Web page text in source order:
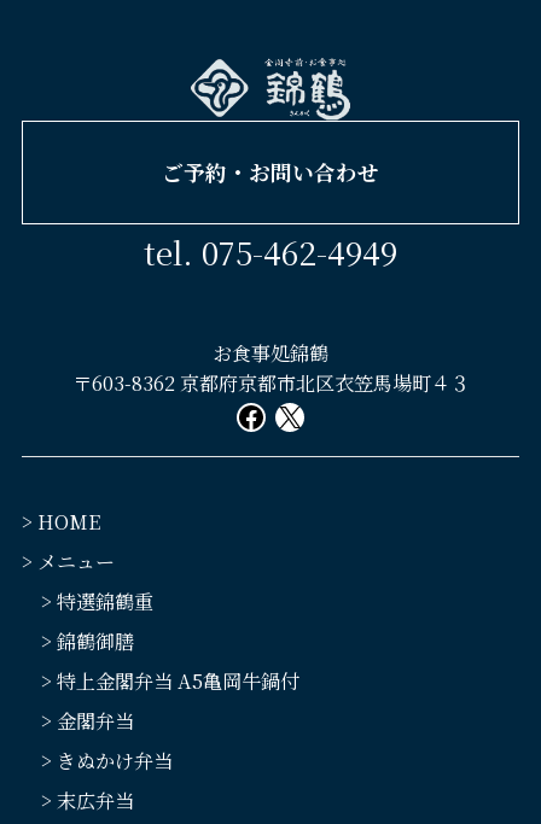
ご予約・お問い合わせ
tel. 075-462-4949
お食事処錦鶴
〒603-8362 京都府京都市北区衣笠馬場町４３
Facebook X
> HOME
> メニュー
> 特選錦鶴重
> 錦鶴御膳
> 特上金閣弁当 A5亀岡牛鍋付
> 金閣弁当
> きぬかけ弁当
> 末広弁当